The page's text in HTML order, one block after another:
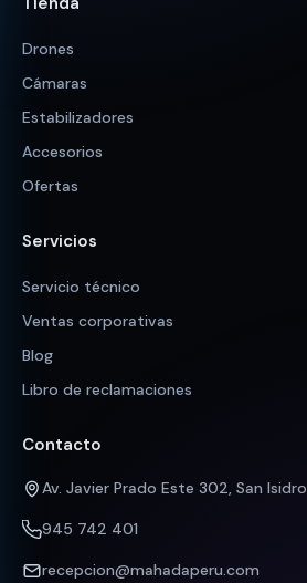
Drones
Cámaras
Estabilizadores
Accesorios
Ofertas
Servicios
Servicio técnico
Ventas corporativas
Blog
Libro de reclamaciones
Contacto
Av. Javier Prado Este 302, San Isidro
945 742 401
recepcion@mahadaperu.com